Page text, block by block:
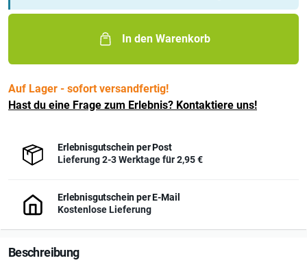
In den Warenkorb
Auf Lager - sofort versandfertig!
Hast du eine Frage zum Erlebnis? Kontaktiere uns!
Erlebnisgutschein per Post
Lieferung 2-3 Werktage für2,95 €
Erlebnisgutschein per E-Mail
Kostenlose Lieferung
Beschreibung